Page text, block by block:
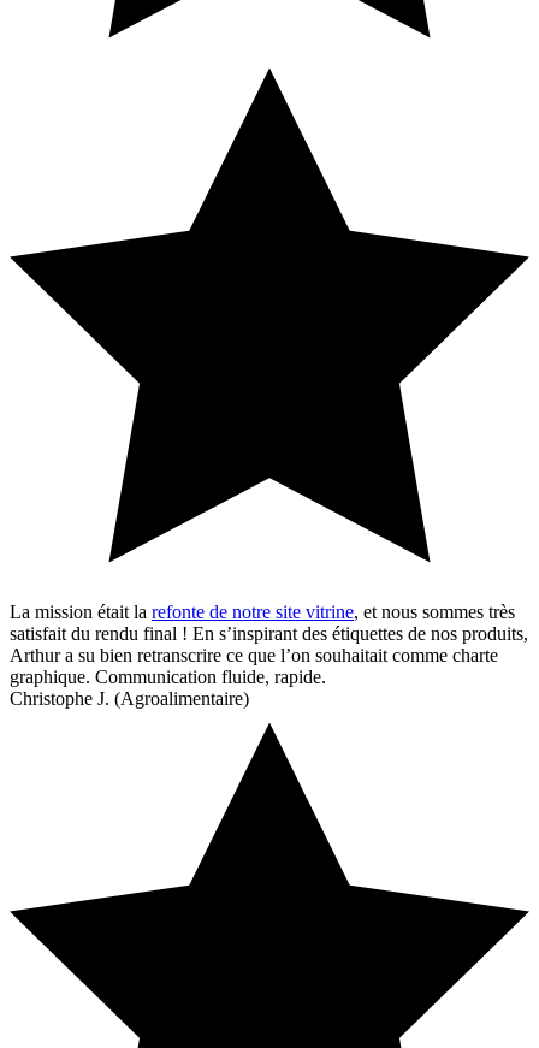
La mission était la refonte de notre site vitrine, et nous sommes très
satisfait du rendu final ! En s’inspirant des étiquettes de nos produits,
Arthur a su bien retranscrire ce que l’on souhaitait comme charte
graphique. Communication fluide, rapide.
Christophe J. (Agroalimentaire)